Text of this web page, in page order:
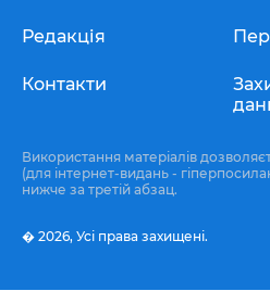
Редакція
Контакти
Використання матеріалів
(для інтернет-видань -
нижче за третій абзац.
� 2026, Усі права захищені.